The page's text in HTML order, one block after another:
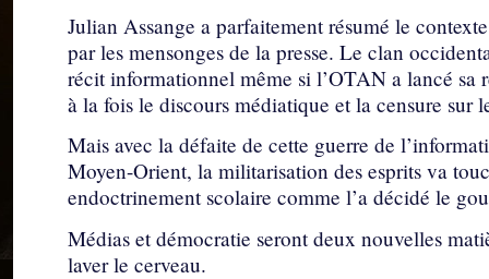
Julian Assange a parfaitement résumé le
par les mensonges de la presse. Le clan
récit informationnel même si l’OTAN a lancé
à la fois le discours médiatique et la censure sur
Mais avec la défaite de cette guerre de
Moyen-Orient, la militarisation des esprits va
endoctrinement scolaire comme l’a décidé le
Médias et démocratie seront deux nouvelles
laver le cerveau.